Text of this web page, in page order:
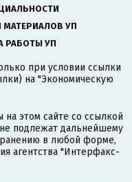
УП
РАБОТЫ УП
при условии ссылки
на "Экономическую
этом сайте со ссылкой
подлежат дальнейшему
в любой форме,
агентства "Интерфакс-